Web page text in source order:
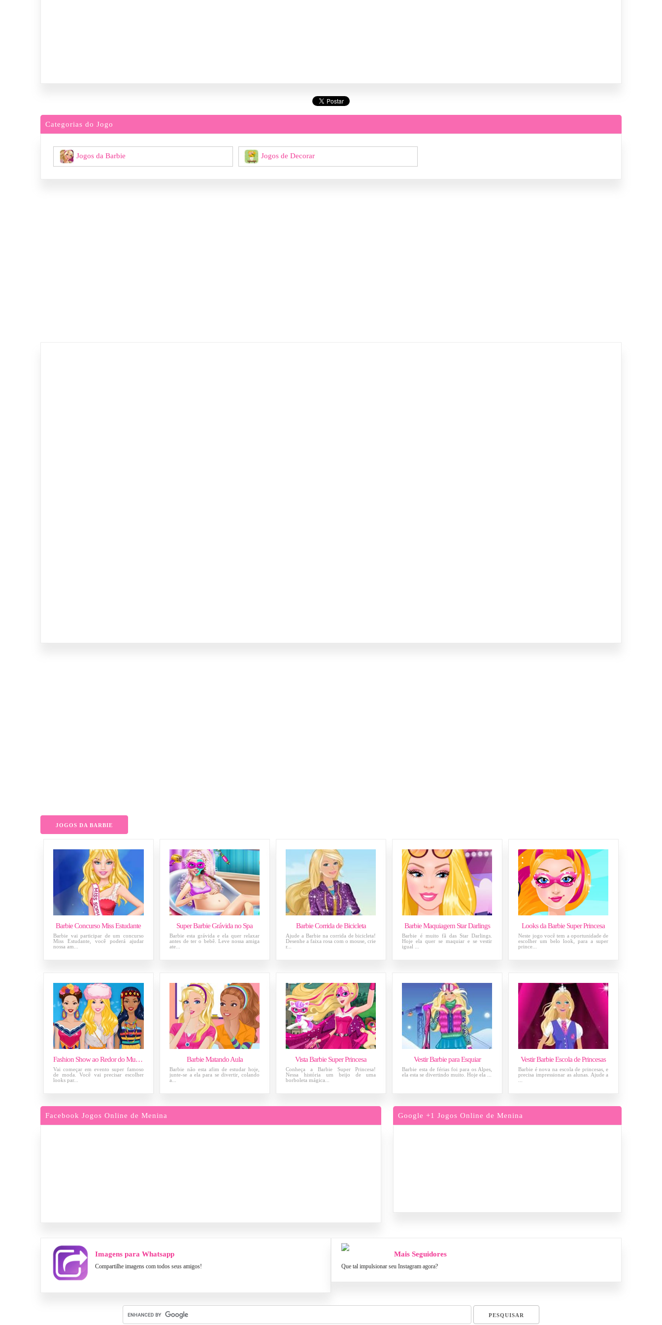
Categorias do Jogo
Jogos da Barbie Jogos de Decorar
JOGOS DA BARBIE
Barbie Concurso Miss Estudante
Barbie vai participar de um concurso
Miss Estudante, você poderá ajudar
nossa am...
Super Barbie Grávida no Spa
Barbie esta grávida e ela quer relaxar
antes de ter o bebê. Leve nossa amiga
ate...
Barbie Corrida de Bicicleta
Ajude a Barbie na corrida de bicicleta!
Desenhe a faixa rosa com o mouse, crie
r...
Barbie Maquiagem Star Darlings
Barbie é muito fã das Star Darlings.
Hoje ela quer se maquiar e se vestir
igual ...
Looks da Barbie Super Princesa
Neste jogo você tem a oportunidade de
escolher um belo look, para a super
prince...
Fashion Show ao Redor do Mundo
Vai começar em evento super famoso
de moda. Você vai precisar escolher
looks par...
Barbie Matando Aula
Barbie não esta afim de estudar hoje,
junte-se a ela para se divertir, colando
a...
Vista Barbie Super Princesa
Conheça a Barbie Super Princesa!
Nessa história um beijo de uma
borboleta mágica...
Vestir Barbie para Esquiar
Barbie esta de férias foi para os Alpes,
ela esta se divertindo muito. Hoje ela ...
Vestir Barbie Escola de Princesas
Barbie é nova na escola de princesas, e
precisa impressionar as alunas. Ajude a
Facebook Jogos Online de Menina Google +1 Jogos Online de Menina
Imagens para Whatsapp
Compartilhe imagens com todos seus amigos!
Mais Seguidores
Que tal impulsionar seu Instagram agora?